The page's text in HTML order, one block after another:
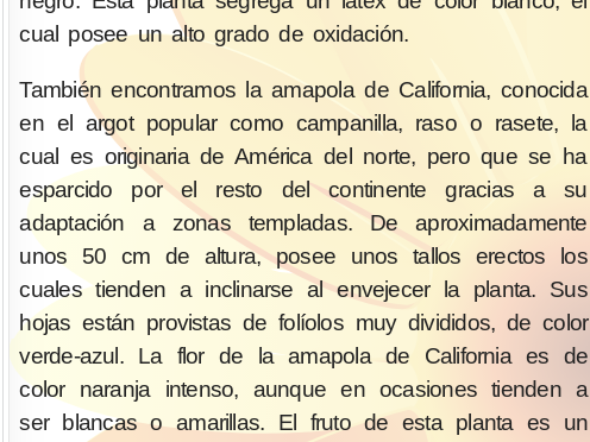
cual posee un alto grado de oxidación.
También encontramos la amapola de California, conocida
en el argot popular como campanilla, raso o rasete, la
cual es originaria de América del norte, pero que se ha
esparcido por el resto del continente gracias a su
adaptación a zonas templadas. De aproximadamente
unos 50 cm de altura, posee unos tallos erectos los
cuales tienden a inclinarse al envejecer la planta. Sus
hojas están provistas de folíolos muy divididos, de color
verde-azul. La flor de la amapola de California es de
color naranja intenso, aunque en ocasiones tienden a
ser blancas o amarillas. El fruto de esta planta es un